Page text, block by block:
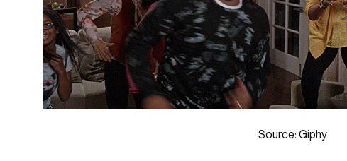
Source: Giphy